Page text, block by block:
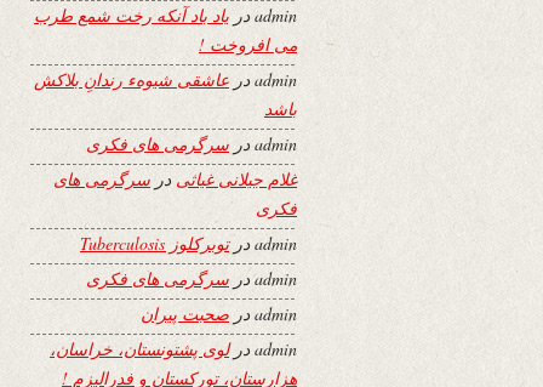
admin در یاد باد آنکه رخت شمع طرب
می افروخت !
adminدر عاشقی شیوهء رندانِ بلاکش
باشد
admin در سرگرمی های فکری
غلام جیلانی غیاثی در سرگرمی های
فکری
adminدرتوبرکلوز Tuberculosis
adminدر سرگرمی های فکری
admin در صحبت پیران
adminدرلوی پشتونستان، خراسان،
هزارستان، تورکستان و فدرالیزم !